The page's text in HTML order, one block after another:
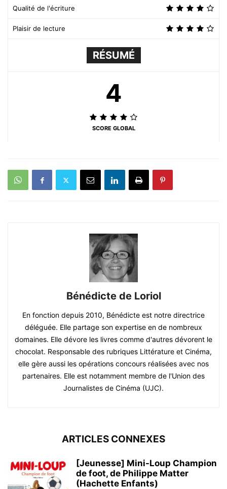
Qualité de l'écriture
Plaisir de lecture
RÉSUMÉ
4
SCORE GLOBAL
Bénédicte de Loriol
En fonction depuis 2010, Bénédicte est notre directrice
déléguée. Elle partage son expertise en de nombreux
domaines. Elle dévore les livres comme d'autres dévorent le
chocolat. Responsable des rubriques Littérature et Cinéma,
elle gère aussi les opérations concours réalisées avec nos
partenaires. Elle est notamment membre de l'Union des
Journalistes de Cinéma (UJC).
ARTICLES CONNEXES
[Jeunesse] Mini-Loup Champion
de foot, de Philippe Matter
(Hachette Enfants)